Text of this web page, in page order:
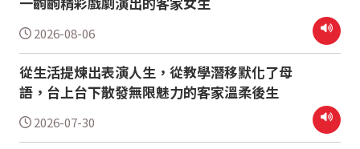
2026-08-06
從生活提煉出表演人生，從教學潛移默化了母
語，台上台下散發無限魅力的客家溫柔後生
2026-07-30